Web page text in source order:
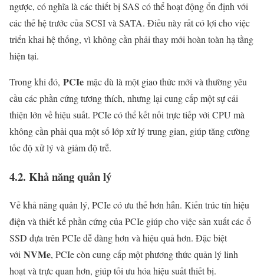
ngược, có nghĩa là các thiết bị SAS có thể hoạt động ổn định với
các thế hệ trước của SCSI và SATA. Điều này rất có lợi cho việc
triển khai hệ thống, vì không cần phải thay mới hoàn toàn hạ tầng
hiện tại.
Trong khi đó, PCIe mặc dù là một giao thức mới và thường yêu
cầu các phần cứng tương thích, nhưng lại cung cấp một sự cải
thiện lớn về hiệu suất. PCIe có thể kết nối trực tiếp với CPU mà
không cần phải qua một số lớp xử lý trung gian, giúp tăng cường
tốc độ xử lý và giảm độ trễ.
4.2. Khả năng quản lý
Về khả năng quản lý, PCIe có ưu thế hơn hẳn. Kiến trúc tín hiệu
điện và thiết kế phần cứng của PCIe giúp cho việc sản xuất các ổ
SSD dựa trên PCIe dễ dàng hơn và hiệu quả hơn. Đặc biệt
với NVMe, PCIe còn cung cấp một phương thức quản lý linh
hoạt và trực quan hơn, giúp tối ưu hóa hiệu suất thiết bị.